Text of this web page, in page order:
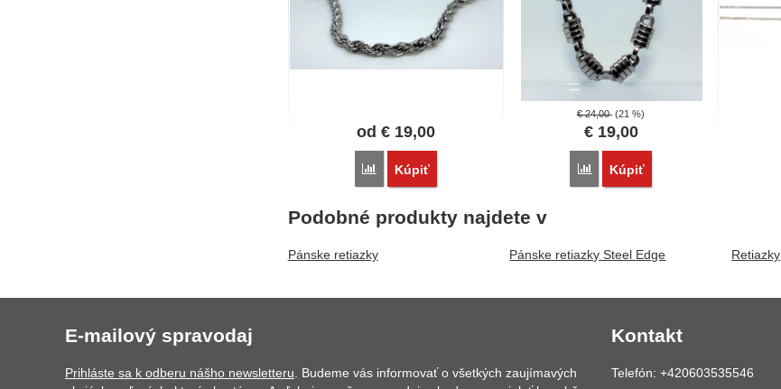
od €19,00
Porovnať
Kúpiť
€24,00 (21 %)
€19,00
Porovnať
Kúpiť
Podobné produkty najdete v
Pánske retiazky Pánske retiazky Steel Edge Retiazky
E-mailový spravodaj
Prihláste sa k odberu nášho newsletteru. Budeme vás informovať o všetkých zaujímavých
Kontakt
Telefón: +420603535546